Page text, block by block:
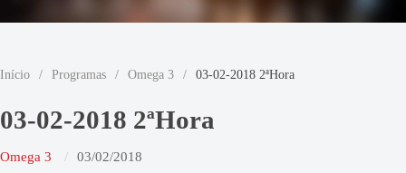
Início / Programas / Omega 3 / 03-02-2018 2ªHora
03-02-2018 2ªHora
Omega 3 03/02/2018